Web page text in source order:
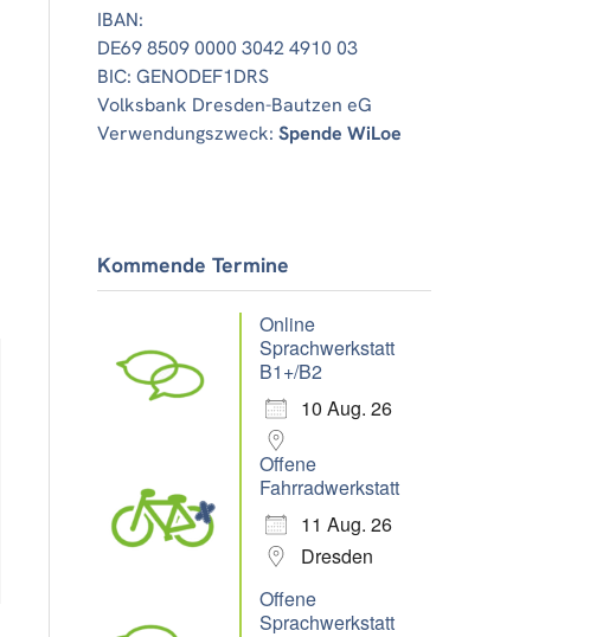
IBAN:
DE69 8509 0000 3042 4910 03
BIC: GENODEF1DRS
Volksbank Dresden-Bautzen eG
Verwendungszweck:Spende WiLoe
Kommende Termine
Online
Sprachwerkstatt
B1+/B2
10 Aug. 26
Offene
Fahrradwerkstatt
11 Aug. 26
Dresden
Offene
Sprachwerkstatt